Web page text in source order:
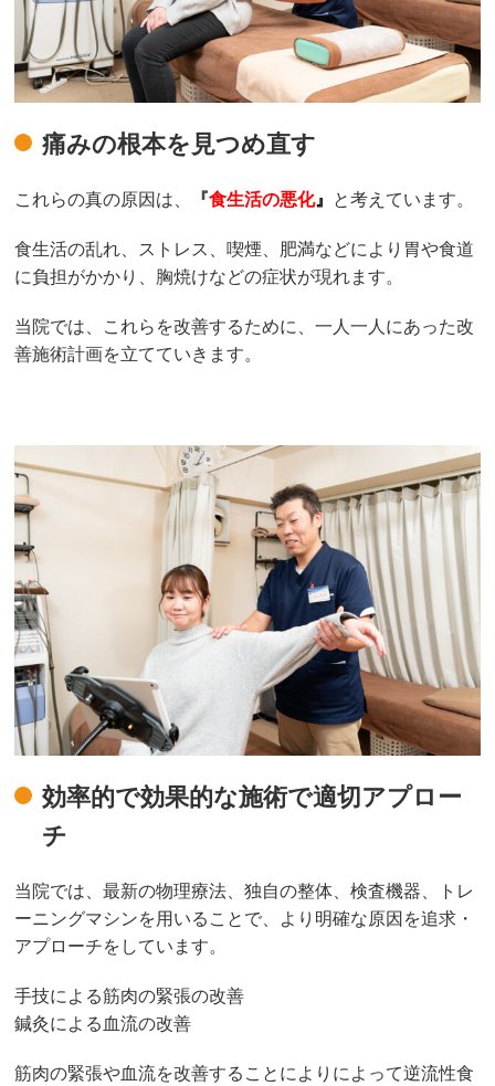
痛みの根本を見つめ直す
これらの真の原因は、 『食生活の悪化』 と考えています。
食生活の乱れ、ストレス、喫煙、肥満などにより胃や食道
に負担がかかり、胸焼けなどの症状が現れます。
当院では、これらを改善するために、一人一人にあった改
善施術計画を立てていきます。
効率的で効果的な施術で適切アプロー
チ
当院では、最新の物理療法、独自の整体、検査機器、トレ
ーニングマシンを用いることで、より明確な原因を追求・
アプローチをしています。
手技による筋肉の緊張の改善
鍼灸による血流の改善
筋肉の緊張や血流を改善することによりによって逆流性食